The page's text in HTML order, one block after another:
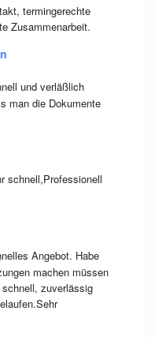
termingerechte
Zusammenarbeit.
und verläßlich
man die Dokumente
schnell,Professionell
Angebot. Habe
machen müssen
zuverlässig